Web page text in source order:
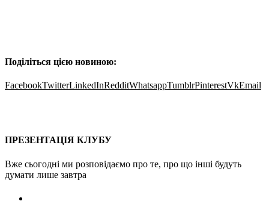
Поділіться цією новиною:
FacebookTwitterLinkedInRedditWhatsappTumblrPinterestVkEmail
ПРЕЗЕНТАЦІЯ КЛУБУ
Вже сьогодні ми розповідаємо про те, про що інші будуть
думати лише завтра